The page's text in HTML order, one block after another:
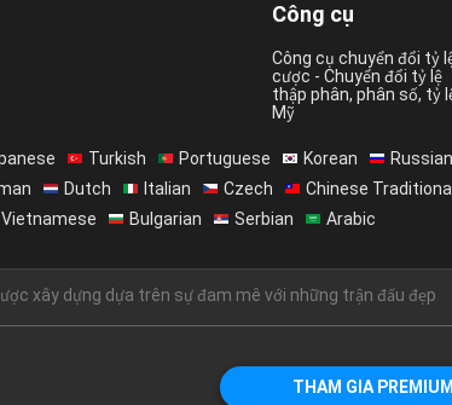
Công cụ
Công cụ chuyển đổi tỷ
cược - Chuyển đổi tỷ lệ
thập phân, phân số, tỷ
Mỹ
Turkish Portuguese Korean Russian
Dutch Italian Czech Chinese Traditional
Vietnamese Bulgarian Serbian Arabic
xây dựng dựa trên sự đam mê với những trận đấu đẹp
THAM GIA